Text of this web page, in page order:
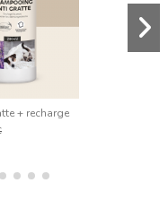
+ recharge